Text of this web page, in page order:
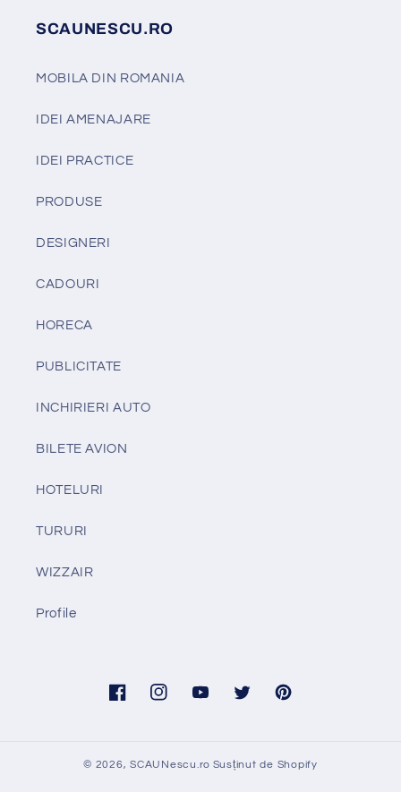
SCAUNESCU.RO
MOBILA DIN ROMANIA
IDEI AMENAJARE
IDEI PRACTICE
PRODUSE
DESIGNERI
CADOURI
HORECA
PUBLICITATE
INCHIRIERI AUTO
BILETE AVION
HOTELURI
TURURI
WIZZAIR
Profile
FacebookInstagramYouTubeTwitter Pinterest
© 2026,SCAUNescu.ro Susținut de Shopify